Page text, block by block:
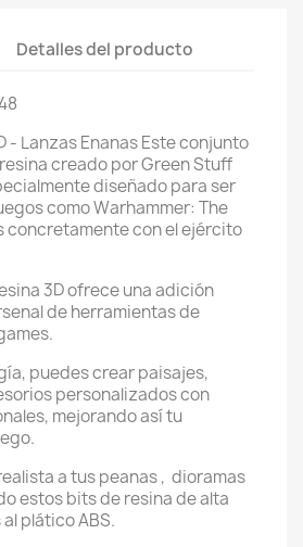
Detalles del producto
- Lanzas Enanas Este conjunto
creado por Green Stuff
diseñado para ser
como Warhammer: The
concretamente con el ejército
3D ofrece una adición
de herramientas de
puedes crear paisajes,
personalizados con
mejorando así tu
a tus peanas , dioramas
estos bits de resina de alta
plático ABS.